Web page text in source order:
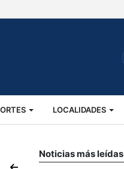
LOCALIDADES
Noticias más leídas